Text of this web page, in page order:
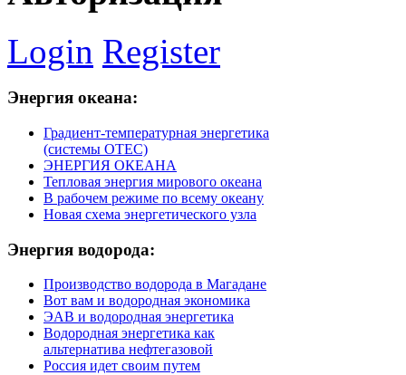
Login Register
Энергия океана:
Градиент-температурная энергетика
(системы ОТЕС)
ЭНЕРГИЯ ОКЕАНА
Тепловая энергия мирового океана
В рабочем режиме по всему океану
Новая схема энергетического узла
Энергия водорода:
Производство водорода в Магадане
Вот вам и водородная экономика
ЭАВ и водородная энергетика
Водородная энергетика как
альтернатива нефтегазовой
Россия идет своим путем